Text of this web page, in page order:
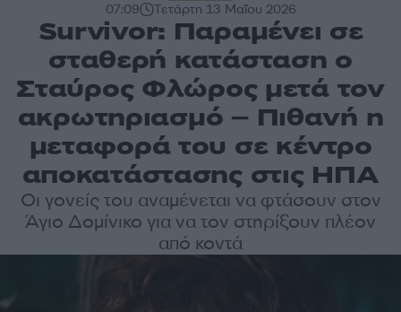
07:09 Τετάρτη 13 Μαΐου 2026
Survivor: Παραμένει σε
σταθερή κατάσταση ο
Σταύρος Φλώρος μετά τον
ακρωτηριασμό – Πιθανή η
μεταφορά του σε κέντρο
αποκατάστασης στις ΗΠΑ
Οι γονείς του αναμένεται να φτάσουν στον
Άγιο Δομίνικο για να τον στηρίξουν πλέον
από κοντά